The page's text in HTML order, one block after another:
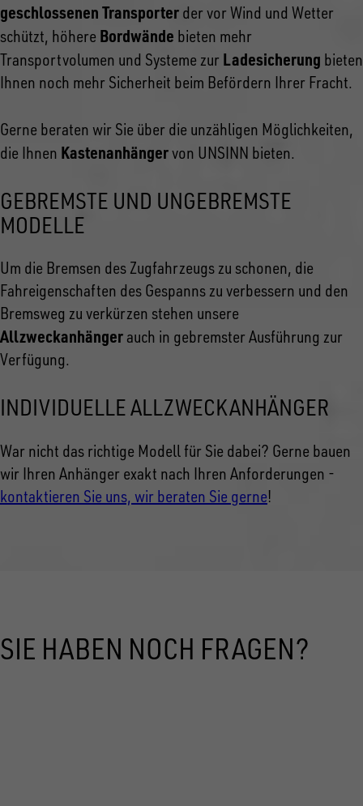
geschlossenen Transporter der vor Wind und Wetter
schützt, höhere Bordwände bieten mehr
Transportvolumen und Systeme zur Ladesicherung bieten
Ihnen noch mehr Sicherheit beim Befördern Ihrer Fracht.
Gerne beraten wir Sie über die unzähligen Möglichkeiten,
die Ihnen Kastenanhängervon UNSINN bieten.
GEBREMSTE UND UNGEBREMSTE
MODELLE
Um die Bremsen des Zugfahrzeugs zu schonen, die
Fahreigenschaften des Gespanns zu verbessern und den
Bremsweg zu verkürzen stehen unsere
Allzweckanhänger auch in gebremster Ausführung zur
Verfügung.
INDIVIDUELLE ALLZWECKANHÄNGER
War nicht das richtige Modell für Sie dabei? Gerne bauen
wir Ihren Anhänger exakt nach Ihren Anforderungen -
kontaktieren Sie uns, wir beraten Sie gerne!
SIE HABEN NOCH FRAGEN?